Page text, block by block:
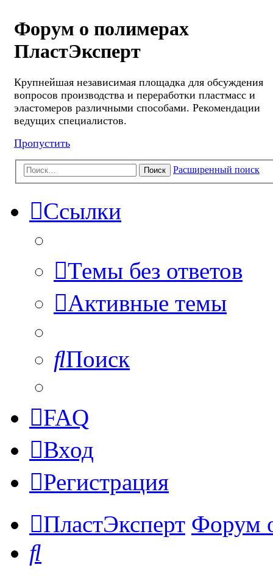
Форум о полимерах
ПластЭксперт
Крупнейшая независимая площадка для обсуждения
вопросов производства и переработки пластмасс и
эластомеров различными способами. Рекомендации
ведущих специалистов.
Пропустить
Поиск Расширенный поиск
Ссылки
Темы без ответов
Активные темы
Поиск
FAQ
Вход
Регистрация
ПластЭксперт Форум